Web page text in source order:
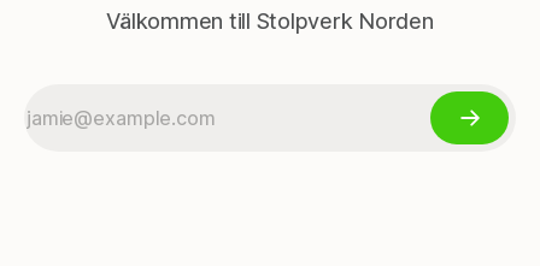
Välkommen till Stolpverk Norden